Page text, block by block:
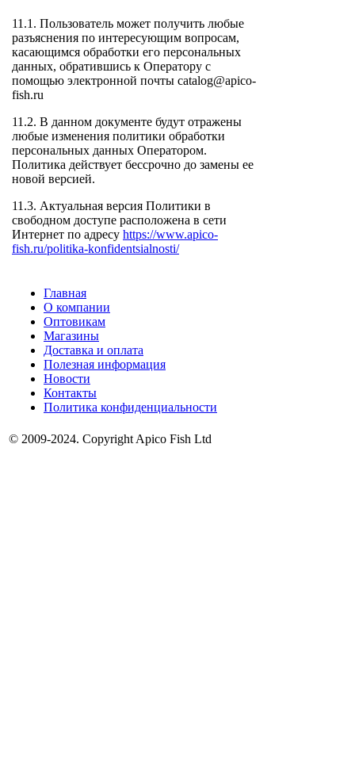
11.1. Пользователь может получить любые
разъяснения по интересующим вопросам,
касающимся обработки его персональных
данных, обратившись к Оператору с
помощью электронной почты catalog@apico-
fish.ru
11.2. В данном документе будут отражены
любые изменения политики обработки
персональных данных Оператором.
Политика действует бессрочно до замены ее
новой версией.
11.3. Актуальная версия Политики в
свободном доступе расположена в сети
Интернет по адресу https://www.apico-
fish.ru/politika-konfidentsialnosti/
Главная
О компании
Оптовикам
Магазины
Доставка и оплата
Полезная информация
Новости
Контакты
Политика конфиденциальности
© 2009-2024. Copyright Apico Fish Ltd